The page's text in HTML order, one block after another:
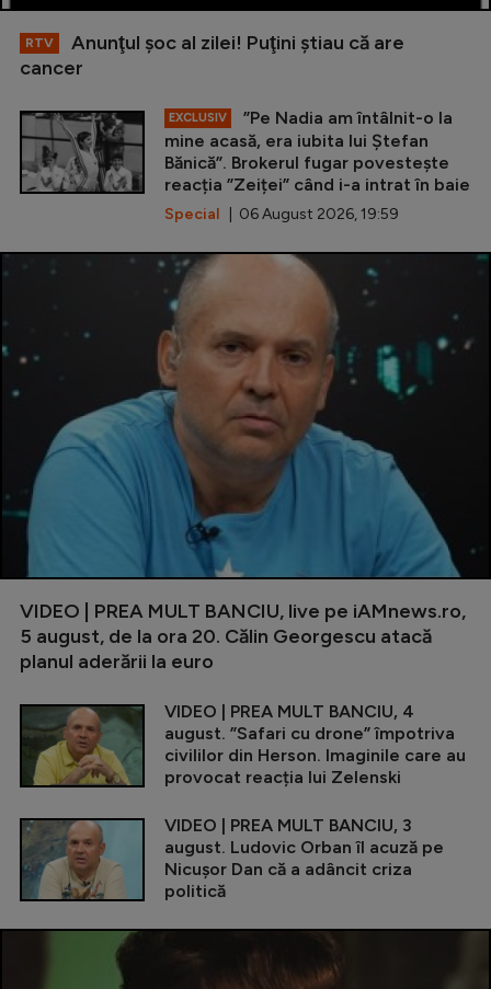
RTV
Anunţul şoc al zilei! Puţini ştiau că are
cancer
EXCLUSIV
”Pe Nadia am întâlnit-o la
mine acasă, era iubita lui Ștefan
Bănică”. Brokerul fugar povestește
reacția ”Zeiței” când i-a intrat în baie
Special | 06 August 2026, 19:59
VIDEO | PREA MULT BANCIU, live pe iAMnews.ro,
5 august, de la ora 20. Călin Georgescu atacă
planul aderării la euro
VIDEO | PREA MULT BANCIU, 4
august. ”Safari cu drone” împotriva
civililor din Herson. Imaginile care au
provocat reacția lui Zelenski
VIDEO | PREA MULT BANCIU, 3
august. Ludovic Orban îl acuză pe
Nicușor Dan că a adâncit criza
politică